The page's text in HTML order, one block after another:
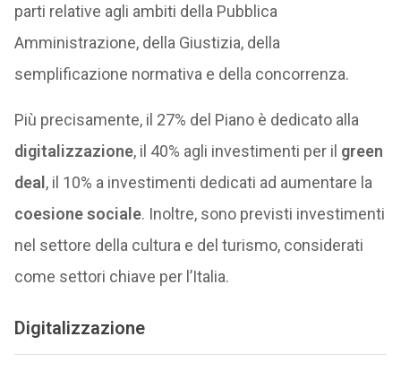
parti relative agli ambiti della Pubblica
Amministrazione, della Giustizia, della
semplificazione normativa e della concorrenza.
Più precisamente, il 27% del Piano è dedicato alla
digitalizzazione, il 40% agli investimenti per il green
deal , il 10% a investimenti dedicati ad aumentare la
coesione sociale. Inoltre, sono previsti investimenti
nel settore della cultura e del turismo, considerati
come settori chiave per l’Italia.
Digitalizzazione